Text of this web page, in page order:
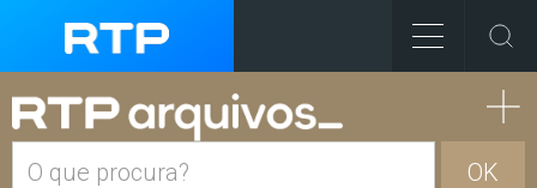
OK